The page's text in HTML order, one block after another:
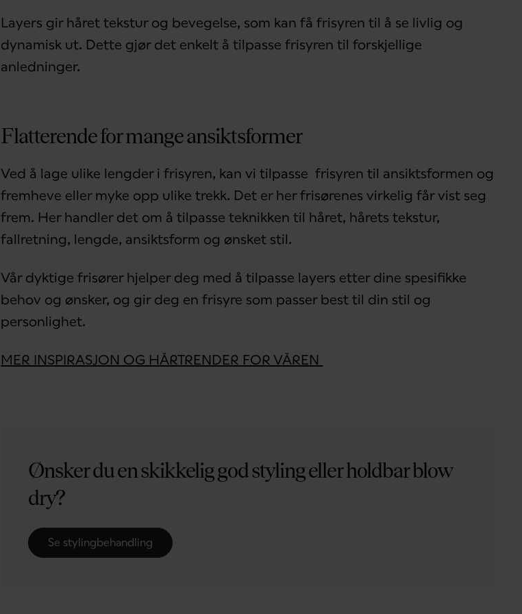
Layers gir håret tekstur og bevegelse, som kan få frisyren til å se livlig og
dynamisk ut. Dette gjør det enkelt å tilpasse frisyren til forskjellige
anledninger.
Flatterende for mange ansiktsformer
Ved å lage ulike lengder i frisyren, kan vi tilpasse frisyren til ansiktsformen og
fremheve eller myke opp ulike trekk. Det er her frisørenes virkelig får vist seg
frem. Her handler det om å tilpasse teknikken til håret, hårets tekstur,
fallretning, lengde, ansiktsform og ønsket stil.
Vår dyktige frisører hjelper deg med å tilpasse layers etter dine spesifikke
behov og ønsker, og gir deg en frisyre som passer best til din stil og
personlighet.
MER INSPIRASJON OG HÅRTRENDER FOR VÅREN
Ønsker du en skikkelig god styling eller holdbar blow
dry?
Se stylingbehandling